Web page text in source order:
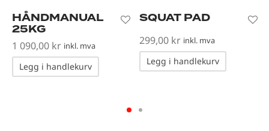
HÅNDMANUAL
25KG
1 090,00 kr inkl. mva
Legg i handlekurv
SQUAT PAD
299,00 kr inkl. mva
Legg i handlekurv